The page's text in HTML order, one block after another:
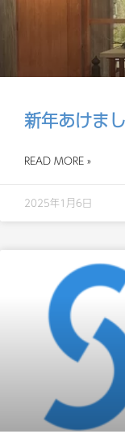
新年あけま
READ MORE »
2025年1月6日